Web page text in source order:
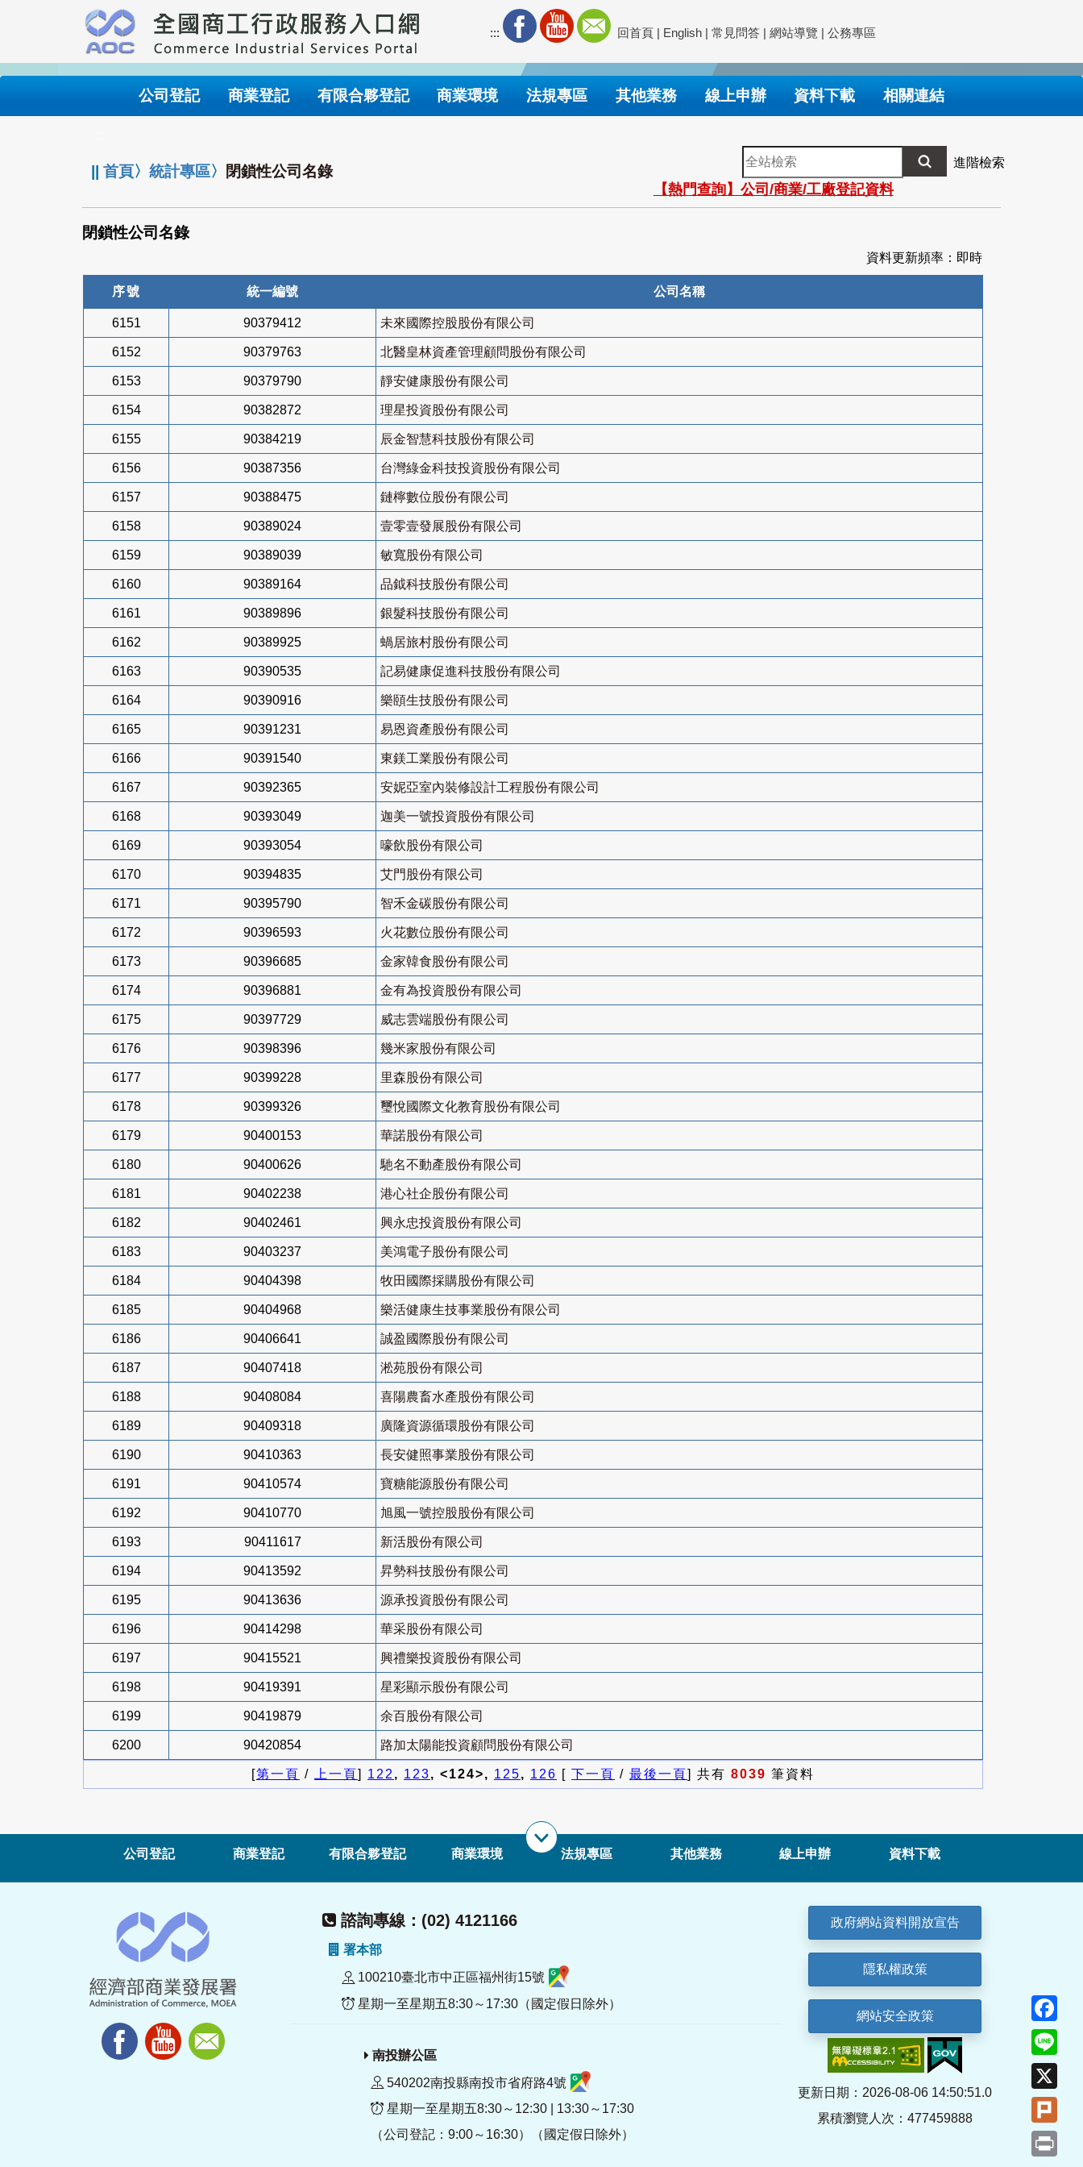
要
內
::: 回首頁 | English | 常見問答 | 網站導覽 | 公務專區
公司登記 商業登記 有限合夥登記 商業環境 法規專區 其他業務 線上申辦 資料下載 相關連結
||首頁〉統計專區〉 閉鎖性公司名錄
全
站
檢
索
進階檢索
【熱門查詢】公司/商業/工廠登記資料
閉鎖性公司名錄
資料更新頻率：即時
序號 統一編號 公司名稱
6151 90379412 未來國際控股股份有限公司
6152 90379763 北醫皇林資產管理顧問股份有限公司
6153 90379790 靜安健康股份有限公司
6154 90382872 理星投資股份有限公司
6155 90384219 辰金智慧科技股份有限公司
6156 90387356 台灣綠金科技投資股份有限公司
6157 90388475 鏈檸數位股份有限公司
6158 90389024 壹零壹發展股份有限公司
6159 90389039 敏寬股份有限公司
6160 90389164 品鉞科技股份有限公司
6161 90389896 銀髮科技股份有限公司
6162 90389925 蝸居旅村股份有限公司
6163 90390535 記易健康促進科技股份有限公司
6164 90390916 樂頤生技股份有限公司
6165 90391231 易恩資產股份有限公司
6166 90391540 東鎂工業股份有限公司
6167 90392365 安妮亞室內裝修設計工程股份有限公司
6168 90393049 迦美一號投資股份有限公司
6169 90393054 嚎飲股份有限公司
6170 90394835 艾門股份有限公司
6171 90395790 智禾金碳股份有限公司
6172 90396593 火花數位股份有限公司
6173 90396685 金家韓食股份有限公司
6174 90396881 金有為投資股份有限公司
6175 90397729 威志雲端股份有限公司
6176 90398396 幾米家股份有限公司
6177 90399228 里森股份有限公司
6178 90399326 璽悅國際文化教育股份有限公司
6179 90400153 華諾股份有限公司
6180 90400626 馳名不動產股份有限公司
6181 90402238 港心社企股份有限公司
6182 90402461 興永忠投資股份有限公司
6183 90403237 美鴻電子股份有限公司
6184 90404398 牧田國際採購股份有限公司
6185 90404968 樂活健康生技事業股份有限公司
6186 90406641 誠盈國際股份有限公司
6187 90407418 淞苑股份有限公司
6188 90408084 喜陽農畜水產股份有限公司
6189 90409318 廣隆資源循環股份有限公司
6190 90410363 長安健照事業股份有限公司
6191 90410574 寶糖能源股份有限公司
6192 90410770 旭風一號控股股份有限公司
6193 90411617 新活股份有限公司
6194 90413592 昇勢科技股份有限公司
6195 90413636 源承投資股份有限公司
6196 90414298 華采股份有限公司
6197 90415521 興禮樂投資股份有限公司
6198 90419391 星彩顯示股份有限公司
6199 90419879 余百股份有限公司
6200 90420854 路加太陽能投資顧問股份有限公司
[第一頁 / 上一頁] 122, 123, <124>, 125, 126 [ 下一頁 / 最後一頁] 共有 8039 筆資料
公司登記 商業登記 有限合夥登記 商業環境 法規專區 其他業務 線上申辦 資料下載
諮詢專線：(02) 4121166
署本部
100210臺北市中正區福州街15號
星期一至星期五8:30～17:30（國定假日除外）
南投辦公區
540202南投縣南投市省府路4號
星期一至星期五8:30～12:30 | 13:30～17:30
（公司登記：9:00～16:30）（國定假日除外）
政府網站資料開放宣告
隱私權政策
網站安全政策
更新日期：2026-08-06 14:50:51.0
累積瀏覽人次：477459888